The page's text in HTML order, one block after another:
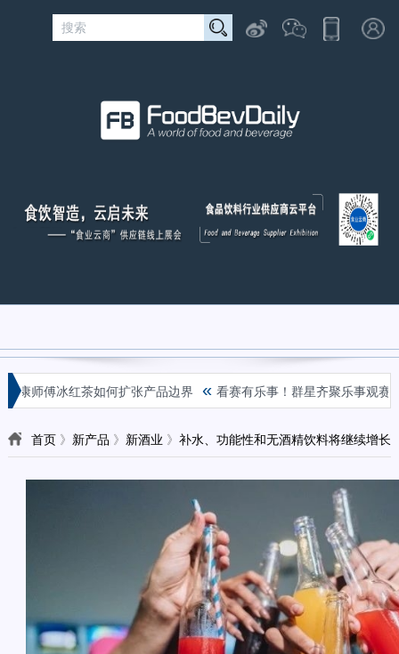
师傅冰红茶如何扩张产品边界 « 看赛有乐事！群星齐聚乐事观赛派
首页》 新产品 》 新酒业 》 补水、功能性和无酒精饮料将继续增长